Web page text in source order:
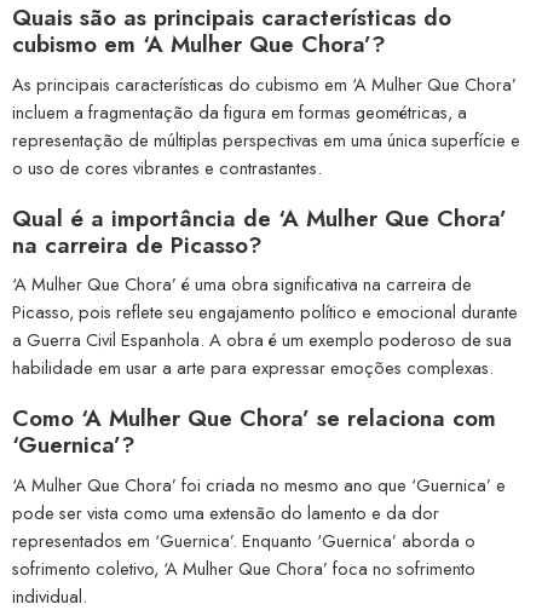
Quais são as principais características do
cubismo em ‘A Mulher Que Chora’?
As principais características do cubismo em ‘A Mulher Que Chora’
incluem a fragmentação da figura em formas geométricas, a
representação de múltiplas perspectivas em uma única superfície e
o uso de cores vibrantes e contrastantes.
Qual é a importância de ‘A Mulher Que Chora’
na carreira de Picasso?
‘A Mulher Que Chora’ é uma obra significativa na carreira de
Picasso, pois reflete seu engajamento político e emocional durante
a Guerra Civil Espanhola. A obra é um exemplo poderoso de sua
habilidade em usar a arte para expressar emoções complexas.
Como ‘A Mulher Que Chora’ se relaciona com
‘Guernica’?
‘A Mulher Que Chora’ foi criada no mesmo ano que ‘Guernica’ e
pode ser vista como uma extensão do lamento e da dor
representados em ‘Guernica’. Enquanto ‘Guernica’ aborda o
sofrimento coletivo, ‘A Mulher Que Chora’ foca no sofrimento
individual.